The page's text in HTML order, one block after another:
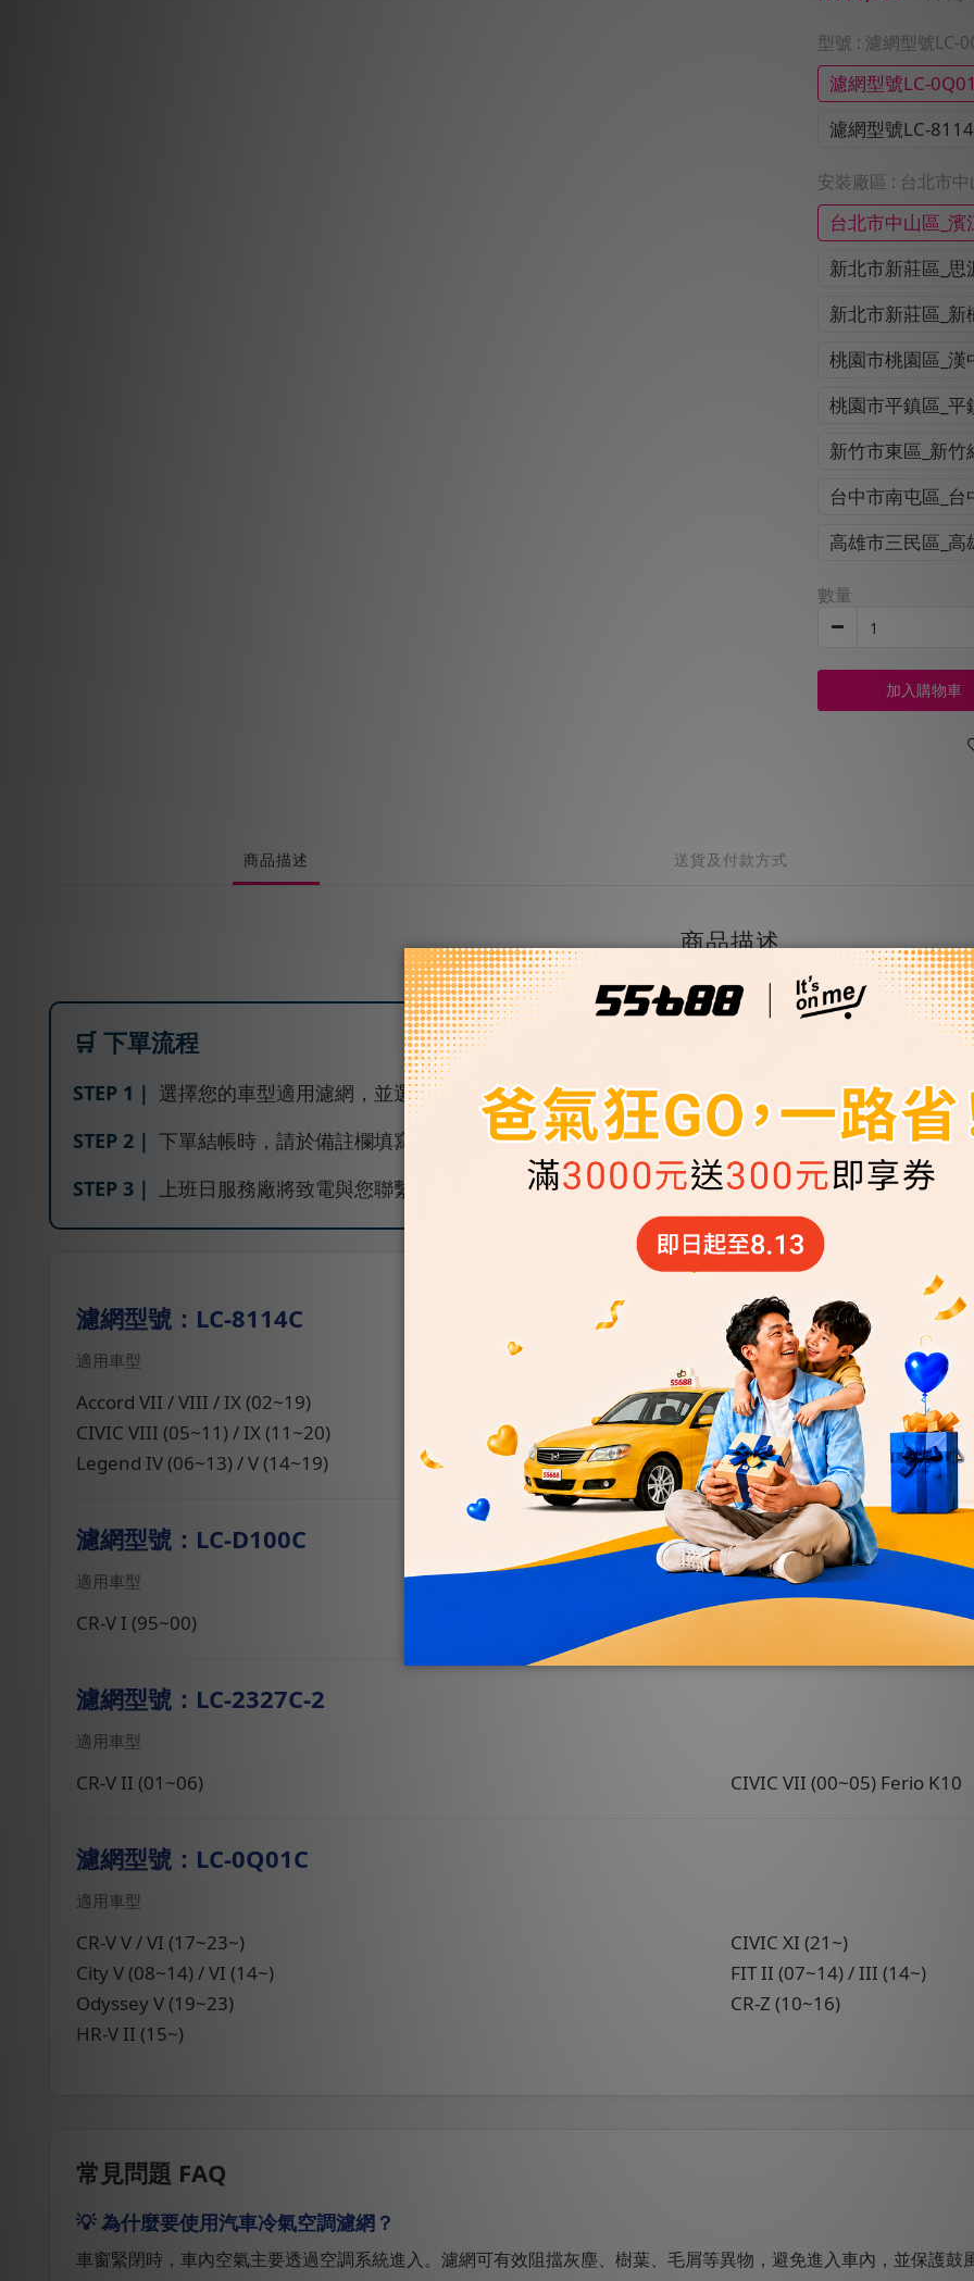
型號 : 濾網型號LC-
濾網型號LC-
濾網型號LC-
安裝廠區 : 台北市
台北市中山區_濱
新北市新莊區_思
新北市新莊區_新
桃園市桃園區_漢
桃園市平鎮區_平
新竹市東區_新竹
台中市南屯區_台
高雄市三民區_高
數量
加入購物車
商品描述 送貨及付款方式
商品描述
🛒 下單流程
STEP 1｜ 選擇您的車型適用濾網，並選擇服務廠區
STEP 2｜ 下單結帳時，請於備註欄填寫「車型(含出廠年份)＋車號」
STEP 3｜
上班日服務廠將致電與您聯繫，安排安裝時間
濾網型號：LC-8114C
適用車型
Accord VII / VIII / IX (02~19)
CR-V III (07~12) / IV (12~17)
CIVIC VIII (05~11) / IX (11~20)
Odyssey III / IV (05~18)
Legend IV (06~13) / V (14~19)
Pilot II (09~15) / III (16~19)
濾網型號：LC-D100C
適用車型
CR-V I (95~00)
濾網型號：LC-2327C-2
適用車型
CR-V II (01~06) CIVIC VII (00~05) Ferio K10
濾網型號：LC-0Q01C
適用車型
CR-V V / VI (17~23~)
CIVIC XI (21~)
City V (08~14) / VI (14~)
FIT II (07~14) / III (14~)
Odyssey V (19~23)
CR-Z (10~16)
HR-V II (15~)
常見問題 FAQ
💡 為什麼要使用汽車冷氣空調濾網？
車窗緊閉時，車內空氣主要透過空調系統進入。濾網可有效阻擋灰塵、樹葉、毛屑等異物，避免進入車內，並保護鼓